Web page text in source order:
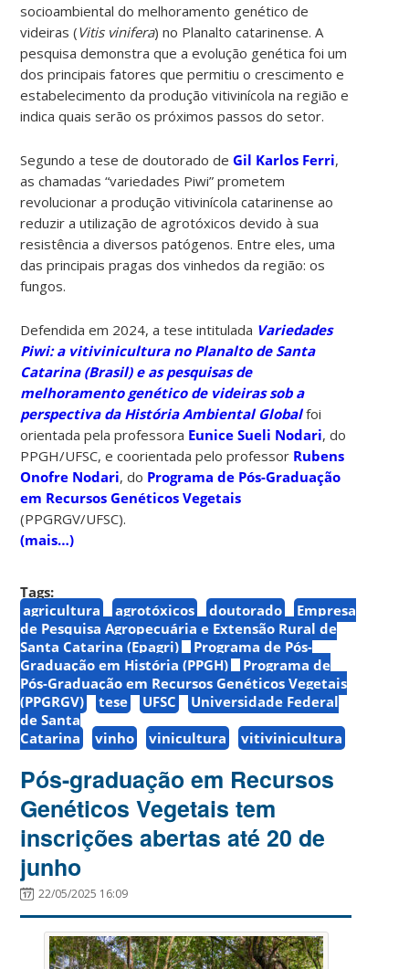
socioambiental do melhoramento genético de
videiras (Vitis vinifera) no Planalto catarinense. A
pesquisa demonstra que a evolução genética foi um
dos principais fatores que permitiu o crescimento e
estabelecimento da produção vitivinícola na região e
indica quais serão os próximos passos do setor.
Segundo a tese de doutorado deGil Karlos Ferri,
as chamadas “variedades Piwi” prometem
revolucionar a produção vitivinícola catarinense ao
reduzir a utilização de agrotóxicos devido à sua
resistência a diversos patógenos. Entre eles, uma
das principais pragas dos vinhedos da região: os
fungos.
Defendida em 2024, a tese intitulada Variedades
Piwi: a vitivinicultura no Planalto de Santa
Catarina (Brasil) e as pesquisas de
melhoramento genético de videiras sob a
perspectiva da História Ambiental Global foi
orientada pela professora Eunice Sueli Nodari, do
PPGH/UFSC, e coorientada pelo professor Rubens
Onofre Nodari, do Programa de Pós-Graduação
em Recursos Genéticos Vegetais
(PPGRGV/UFSC).
(mais…)
Tags:
agricultura
agrotóxicos doutorado
Empresa
de Pesquisa Agropecuária e Extensão Rural de
Santa Catarina (Epagri)
Programa de Pós-
Graduação em História (PPGH)
Programa de
Pós-Graduação em Recursos Genéticos Vegetais
(PPGRGV)
tese UFSC
Universidade Federal
de Santa
Catarina
vinho vinicultura vitivinicultura
Pós-graduação em Recursos
Genéticos Vegetais tem
inscrições abertas até 20 de
junho
22/05/2025 16:09